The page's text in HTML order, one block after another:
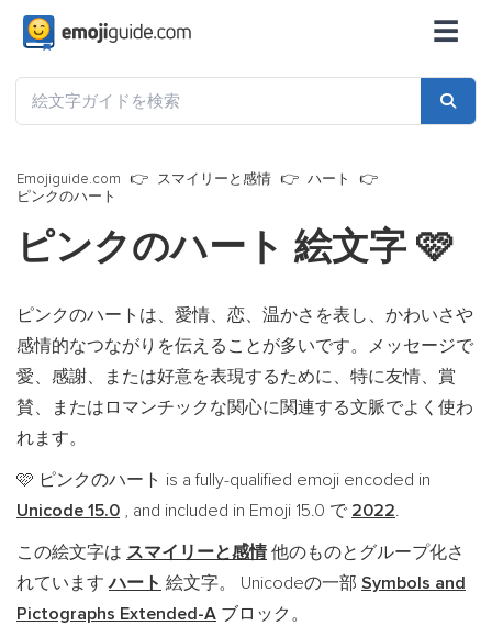
☰
Emojiguide.com スマイリーと感情
ハート
ピンクのハート
ピンクのハート 絵文字 🩷
ピンクのハートは、愛情、恋、温かさを表し、かわいさや
感情的なつながりを伝えることが多いです。メッセージで
愛、感謝、または好意を表現するために、特に友情、賞
賛、またはロマンチックな関心に関連する文脈でよく使わ
れます。
🩷 ピンクのハート is a fully-qualified emoji encoded in
Unicode 15.0 , and included in Emoji 15.0 で 2022.
この絵文字は スマイリーと感情他のものとグループ化さ
れていますハート 絵文字。 Unicodeの一部 Symbols and
Pictographs Extended-A ブロック。